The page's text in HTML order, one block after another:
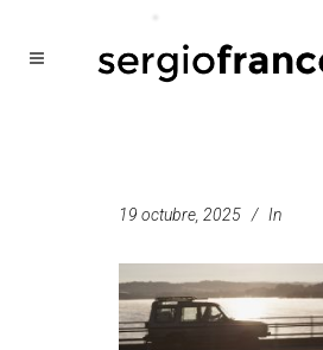
19 octubre, 2025 In